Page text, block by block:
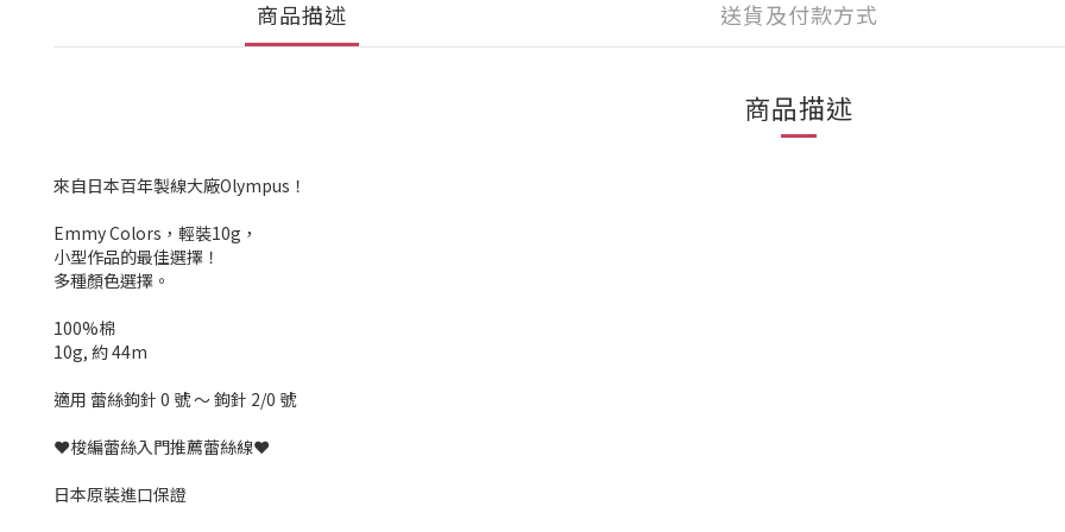
商品描述 送貨及付款方式
商品描述
來自日本百年製線大廠Olympus！
Emmy Colors，輕裝10g，
小型作品的最佳選擇！
多種顏色選擇。
100%棉
10g, 約 44m
適用 蕾絲鉤針 0 號 ～ 鉤針 2/0 號
❤️梭編蕾絲入門推薦蕾絲線❤️
日本原裝進口保證